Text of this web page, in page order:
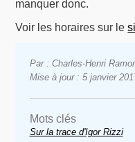
manquer donc.
Voir les horaires sur le
Par : Charles-Henri
Mise à jour : 5 janvier
Mots clés
Sur la trace d'Igor Rizzi